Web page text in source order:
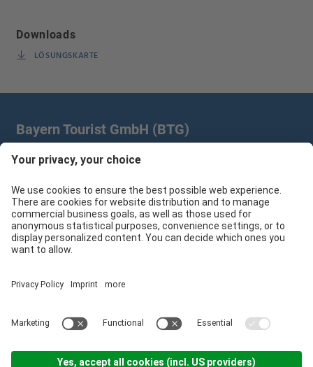
Downloads
LÖSUNGSKARTE
Bayern Tourist GmbH (BTG)
Prinz-Ludwig-Palais | Türkenstr. 7 | 80333 München
branchenpartner@btg-service.de
Bayern Tourist GmbH (BTG) Sitemap
Impressum
Datenschutzerklärung
Cookie-Einstellungen produced by